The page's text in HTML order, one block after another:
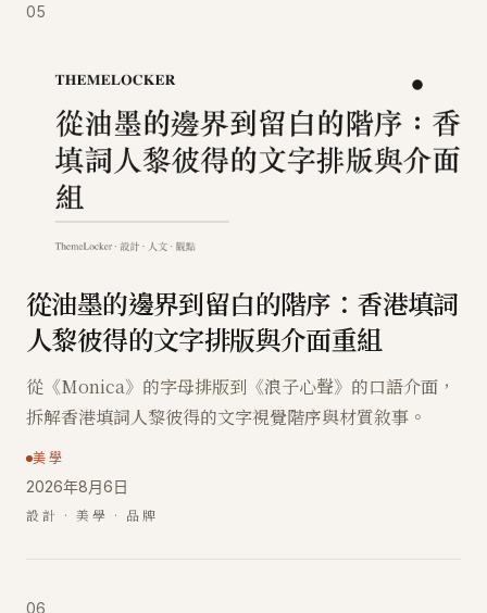
05
從油墨的邊界到留白的階序：香港填詞
人黎彼得的文字排版與介面重組
從《Monica》的字母排版到《浪子心聲》的口語介面，
拆解香港填詞人黎彼得的文字視覺階序與材質敘事。
美學
2026年8月6日
設計 · 美學 · 品牌
06